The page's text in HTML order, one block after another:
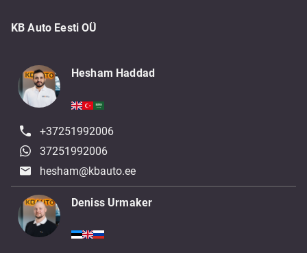
KB Auto Eesti OÜ
Hesham Haddad
+37251992006
37251992006
hesham@kbauto.ee
Deniss Urmaker